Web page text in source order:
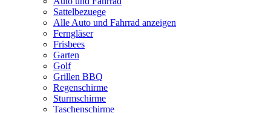
Sattelbezuege
Alle Auto und Fahrrad anzeigen
Ferngläser
Frisbees
Garten
Golf
Grillen BBQ
Regenschirme
Sturmschirme
Taschenschirme